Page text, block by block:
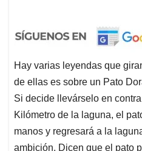
Hay varias leyendas que
de ellas es sobre un Pato
Si decide llevárselo en
Kilómetro de la laguna, el
manos y regresará a la
ambición. Dicen que el pato